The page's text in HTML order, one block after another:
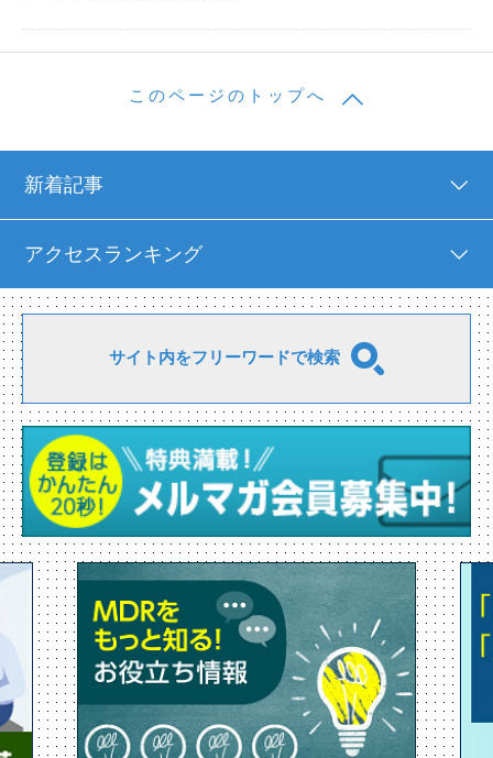
このページのトップへ
新着記事
アクセスランキング
サイト内をフリーワードで検索